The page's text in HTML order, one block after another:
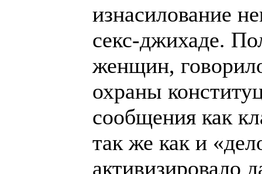
изнасилование
секс-джихаде.
женщин,
охраны
сообщения как
так же как и
активизировало